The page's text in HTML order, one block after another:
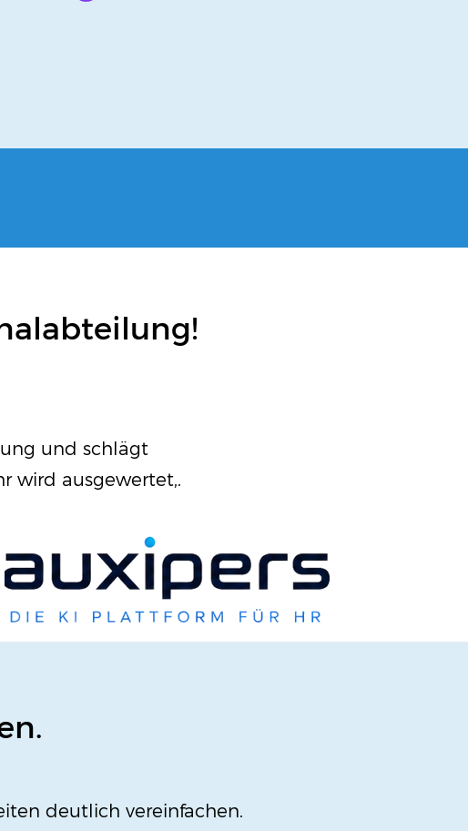
und schlägt
wird ausgewertet,.
deutlich vereinfachen.